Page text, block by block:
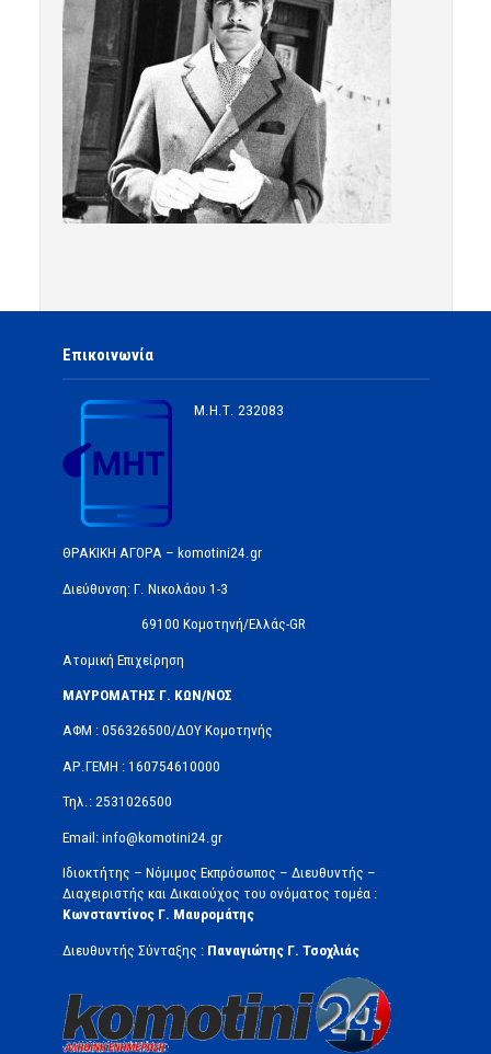
Επικοινωνία
Μ.Η.Τ. 232083
ΘΡΑΚΙΚΗ ΑΓΟΡΑ – komotini24.gr
Διεύθυνση: Γ. Νικολάου 1-3
69100 Κομοτηνή/Ελλάς-GR
Ατομική Επιχείρηση
ΜΑΥΡΟΜΑΤΗΣ Γ. ΚΩΝ/ΝΟΣ
ΑΦΜ : 056326500/ΔOΥ Κομοτηνής
ΑΡ.ΓΕΜΗ : 160754610000
Τηλ.: 2531026500
Email: info@komotini24.gr
Ιδιοκτήτης – Νόμιμος Εκπρόσωπος – Διευθυντής –
Διαχειριστής και Δικαιούχος του ονόματος τομέα :
Κωνσταντίνος Γ. Μαυρομάτης
Διευθυντής Σύνταξης : Παναγιώτης Γ. Τσοχλιάς